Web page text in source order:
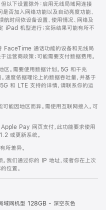
以下设置除外：启用无线局域网连接
否加入网络功能以及自动亮度功能、
时间依设备设置、使用情况、网络及
iPad 机型进行；实际结果可能有所不
FaceTime 通话功能的设备和无线局
运营商政策；可能需要支付数据费用。
。需要使用数据计划。5G 和千兆
速度依据理论上的数据吞吐量，并基于
和 LTE 支持的详情，请联系你的运
能因地区而异。需使用互联网接入。可
Pay 网页支付，此功能要求使用
或更新系统。
所差异。
我们通过你的 IP 地址，或者你在上次
位置。
网机型 128GB - 深空灰色